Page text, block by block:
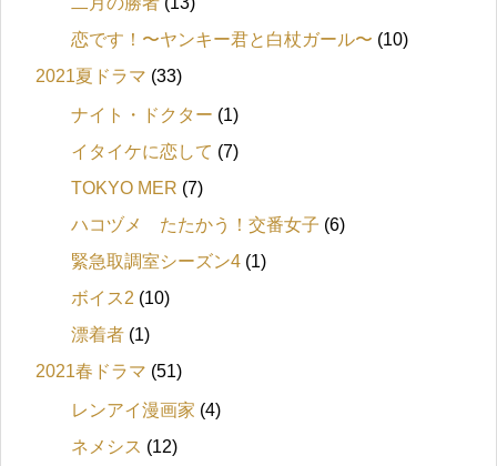
恋です！〜ヤンキー君と白杖ガール〜 (10)
2021夏ドラマ (33)
ナイト・ドクター (1)
イタイケに恋して (7)
TOKYO MER (7)
ハコヅメ たたかう！交番女子 (6)
緊急取調室シーズン4 (1)
ボイス2 (10)
漂着者 (1)
2021春ドラマ (51)
レンアイ漫画家 (4)
ネメシス (12)